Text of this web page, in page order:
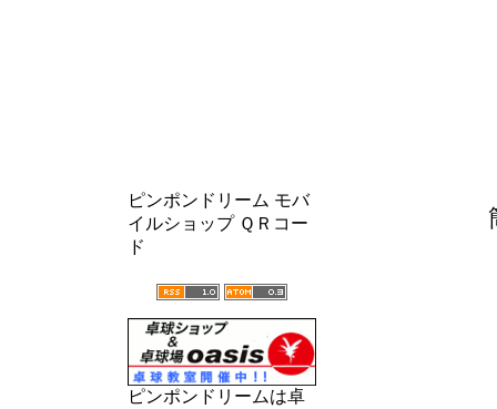
ピンポンドリーム モバ
イルショップ ＱＲコー
ド
ピンポンドリームは卓